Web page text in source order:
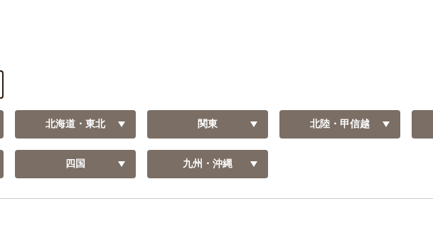
北海道・東北 関東 北陸・甲信越
四国 九州・沖縄